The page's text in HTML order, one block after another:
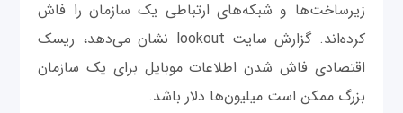
زیرساخت‌ها و شبکه‌های ارتباطی یک سازمان را فاش
کرده‌اند. گزارش سایت lookout نشان می‌دهد، ریسک
اقتصادی فاش شدن اطلاعات موبایل برای یک سازمان
بزرگ ممکن است میلیون‌ها دلار باشد.